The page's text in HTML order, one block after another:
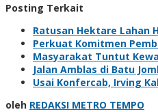
Posting Terkait
Ratusan Hektare Lahan
Perkuat Komitmen
Masyarakat Tuntut
Jalan Amblas di Batu
Usai Konfercab, Irving
oleh REDAKSI METRO TEMPO